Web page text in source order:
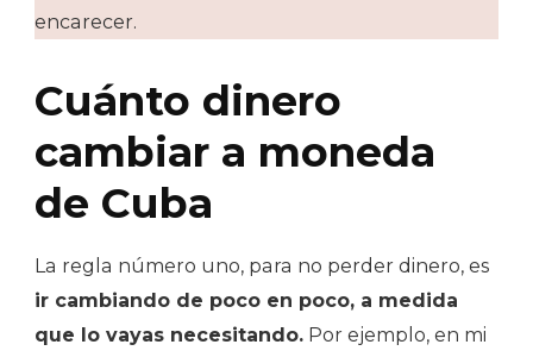
encarecer.
Cuánto dinero
cambiar a moneda
de Cuba
La regla número uno, para no perder dinero, es
ir cambiando de poco en poco, a medida
que lo vayas necesitando. Por ejemplo, en mi